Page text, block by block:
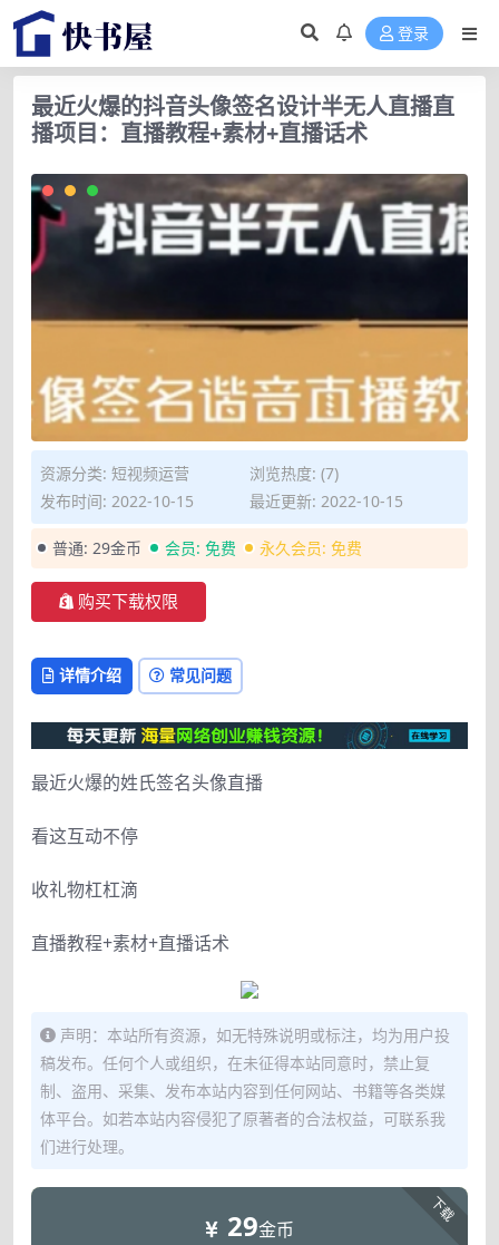
登录
最近火爆的抖音头像签名设计半无人直播直
播项目：直播教程+素材+直播话术
资源分类: 短视频运营
浏览热度: (7)
发布时间: 2022-10-15
最近更新: 2022-10-15
普通: 29金币 会员: 免费 永久会员: 免费
购买下载权限
详情介绍 常见问题
最近火爆的姓氏签名头像直播
看这互动不停
收礼物杠杠滴
直播教程+素材+直播话术
声明：本站所有资源，如无特殊说明或标注，均为用户投
稿发布。任何个人或组织，在未征得本站同意时，禁止复
制、盗用、采集、发布本站内容到任何网站、书籍等各类媒
体平台。如若本站内容侵犯了原著者的合法权益，可联系我
们进行处理。
下载
29金币